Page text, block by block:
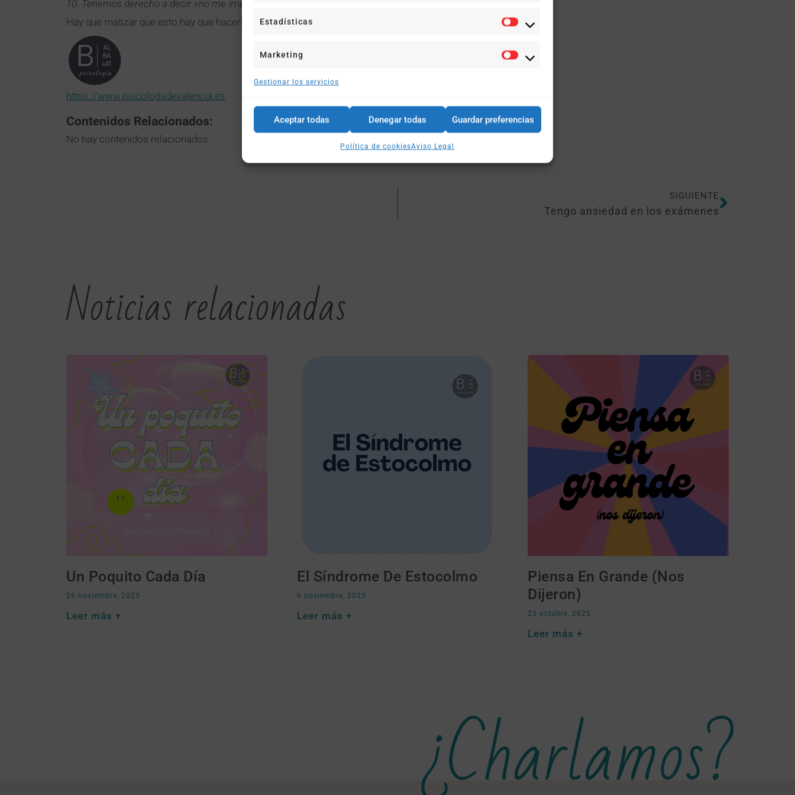
Estadísticas
Marketing
Gestionar los servicios
Aceptar todas Denegar todas Guardar preferencias
Política de cookiesAviso Legal
10. Tenemos derecho a decir «no me importa».
Hay que matizar que esto hay que hacerlo sin ser agresivx con el interlocutor y siempre de forma asertiva.
https://www.psicologadevalencia.es
Contenidos Relacionados:
No hay contenidos relacionados.
SIGUIENTE
Tengo ansiedad en los exámenes
Noticias relacionadas
Un Poquito Cada Día
26 noviembre, 2025
Leer más +
El Síndrome De Estocolmo
6 noviembre, 2025
Leer más +
Piensa En Grande (nos
Dijeron)
23 octubre, 2025
Leer más +
¿Charlamos?